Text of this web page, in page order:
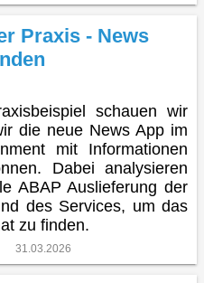
Praxis - News
schauen wir
die neue News App im
mit Informationen
Dabei analysieren
ABAP Auslieferung der
des Services, um das
zu finden.
31.03.2026